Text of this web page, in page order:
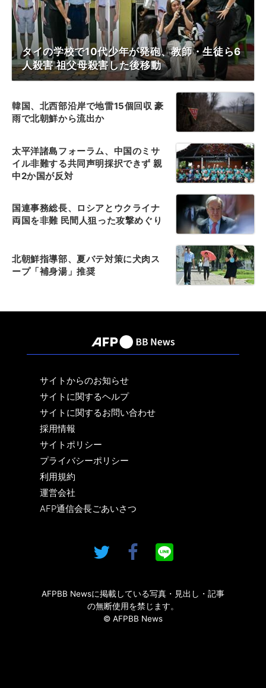
タイの学校で10代少年が発砲、教師・生徒ら6
人殺害 祖父母殺害した後移動
韓国、北西部沿岸で地雷15個回収 豪
雨で北朝鮮から流出か
太平洋諸島フォーラム、中国のミサ
イル非難する共同声明採択できず 親
中2か国が反対
国連事務総長、ロシアとウクライナ
両国を非難 民間人狙った攻撃めぐり
北朝鮮指導部、夏バテ対策に犬肉ス
ープ「補身湯」推奨
サイトからのお知らせ
サイトに関するヘルプ
サイトに関するお問い合わせ
採用情報
サイトポリシー
プライバシーポリシー
利用規約
運営会社
AFP通信会長ごあいさつ
AFPBB Newsに掲載している写真・見出し・記事
の無断使用を禁じます。
© AFPBB News